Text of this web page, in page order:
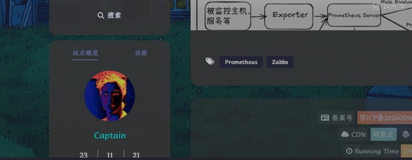
搜索
站点概览 功能
Captain
23 11 21
1476 字 |
Prometheus Zabbx
备案号 鄂ICP备
CDN
阿里云
Running Time